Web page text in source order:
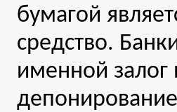
бумагой
средство.
именной залог